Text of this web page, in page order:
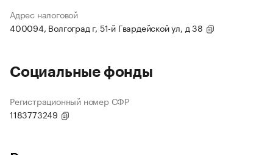
Адрес налоговой
400094, Волгоград г, 51-й Гвардейской ул, д 38
Социальные фонды
Регистрационный номер СФР
1183773249